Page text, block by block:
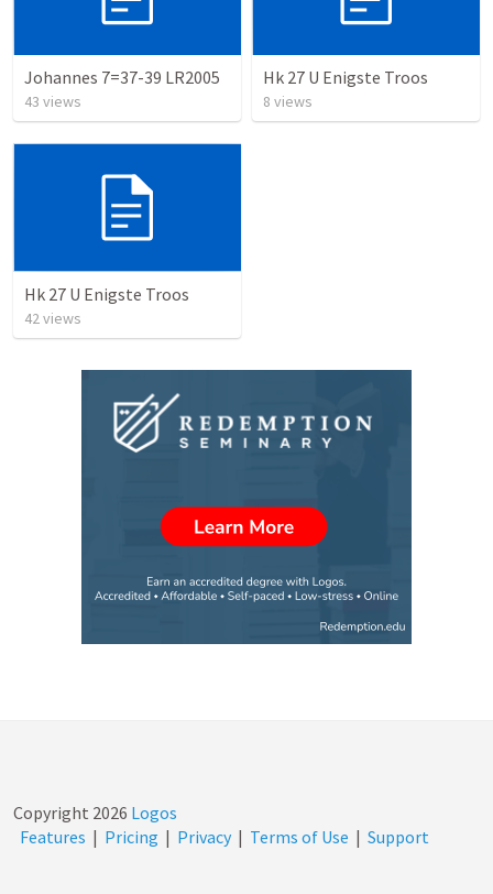
Johannes 7=37-39 LR2005
43 views
Hk 27 U Enigste Troos
8 views
Hk 27 U Enigste Troos
42views
Copyright 2026 Logos
Features | Pricing | Privacy | Terms of Use | Support